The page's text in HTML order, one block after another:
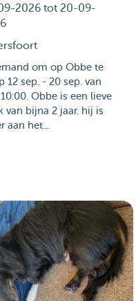
2026 tot 20-09-
om op Obbe te
12 sep. - 20 sep. van
Obbe is een lieve
van bijna 2 jaar. hij is
aan het...